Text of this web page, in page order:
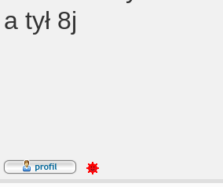
a tył 8j